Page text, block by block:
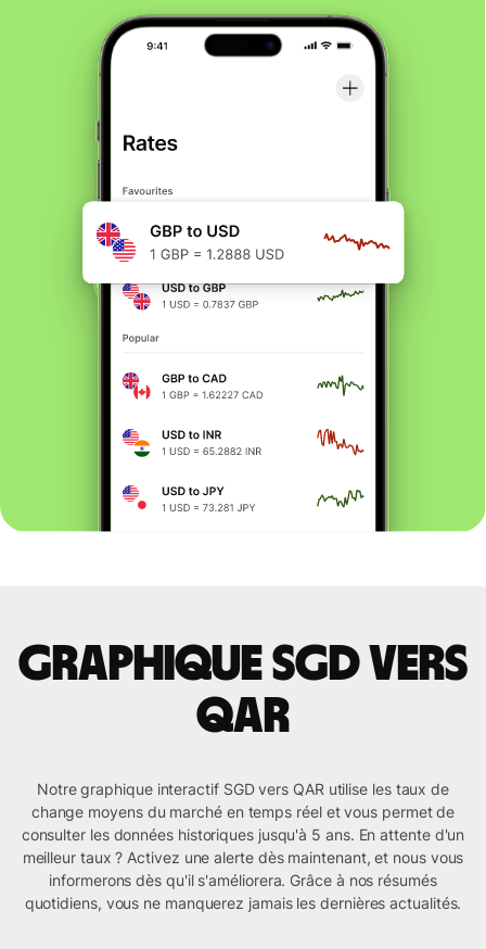
Graphique SGD vers
QAR
Notre graphique interactif SGD vers QAR utilise les taux de
change moyens du marché en temps réel et vous permet de
consulter les données historiques jusqu'à 5 ans. En attente d'un
meilleur taux ? Activez une alerte dès maintenant, et nous vous
informerons dès qu'il s'améliorera. Grâce à nos résumés
quotidiens, vous ne manquerez jamais les dernières actualités.